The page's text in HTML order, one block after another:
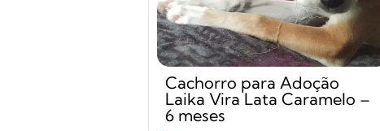
Cachorro para Adoção
Laika Vira Lata Caramelo –
6 meses